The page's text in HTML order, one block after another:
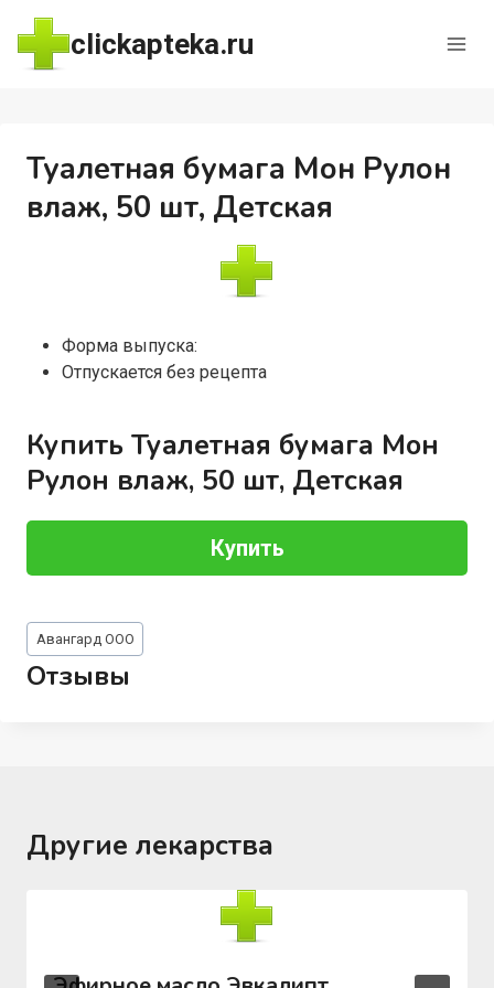
Перейти
содержимому
clickapteka.ru
Туалетная бумага Мон Рулон
влаж, 50 шт, Детская
Форма выпуска:
Отпускается без рецепта
Купить Туалетная бумага Мон
Рулон влаж, 50 шт, Детская
Купить
Метки
записи:
Авангард ООО
Отзывы
Другие лекарства